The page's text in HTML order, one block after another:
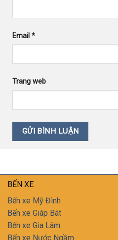
Email *
Trang web
BẾN XE
Bến xe Mỹ Đình
Bến xe Giáp Bát
Bến xe Gia Lâm
Bến xe Nước Ngầm